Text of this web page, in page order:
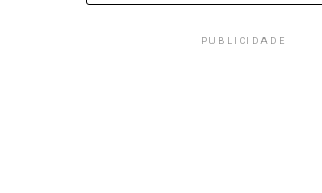
PUBLICIDADE